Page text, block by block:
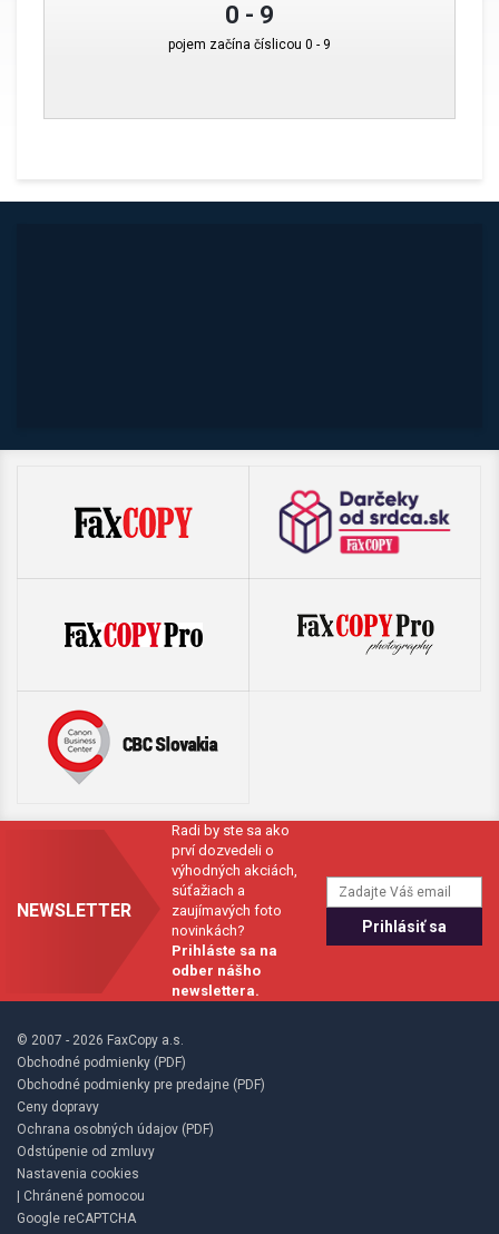
0 - 9
pojem začína číslicou 0 - 9
NEWSLETTER
Radi by ste sa ako
prví dozvedeli o
výhodných akciách,
súťažiach a
zaujímavých foto
novinkách?
Prihláste sa na
odber nášho
newslettera.
© 2007 - 2026 FaxCopy a.s.
Obchodné podmienky (PDF)
Obchodné podmienky pre predajne (PDF)
Ceny dopravy
Ochrana osobných údajov (PDF)
Odstúpenie od zmluvy
Nastavenia cookies
| Chránené pomocou
Google reCAPTCHA